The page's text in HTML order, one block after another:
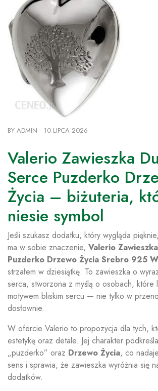
BY ADMIN 10 LIPCA 2026
Valerio Zawieszka
Serce Puzderko
Życia – biżuteria,
niesie symbol
Jeśli szukasz dodatku, który wygląda
ma w sobie znaczenie, Valerio
Puzderko Drzewo Życia Srebro 925
strzałem w dziesiątkę. To zawieszka o
serca, stworzona z myślą o osobach, które
motywem bliskim sercu — nie tylko w
dosłownie.
W ofercie Valerio to propozycja dla tych,
estetykę oraz detale. Jej charakter
„puzderko” oraz Drzewo Życia, co
sens i sprawia, że zawieszka wyróżnia się
dodatków.